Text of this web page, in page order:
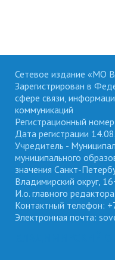
Сетевое издание «МО
Зарегистрирован в
сфере связи,
коммуникаций
Регистрационный
Дата регистрации
Учредитель -
муниципального
значения Санкт-
Владимирский округ,
И.о. главного
Контактный телефон:
Электронная почта: